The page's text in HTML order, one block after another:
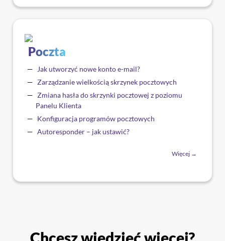
Poczta
Jak utworzyć nowe konto e-mail?
Zarządzanie wielkością skrzynek pocztowych
Zmiana hasła do skrzynki pocztowej z poziomu
Panelu Klienta
Konfiguracja programów pocztowych
Autoresponder – jak ustawić?
Więcej →